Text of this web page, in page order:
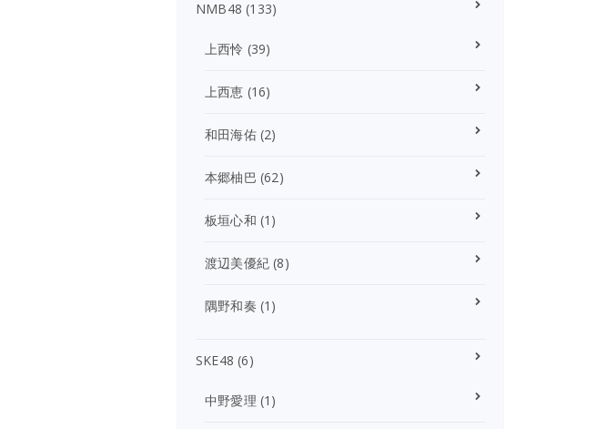
NMB48 (133)
上西怜 (39)
上西恵 (16)
和田海佑(2)
本郷柚巴 (62)
板垣心和 (1)
渡辺美優紀 (8)
隅野和奏 (1)
SKE48 (6)
中野愛理 (1)